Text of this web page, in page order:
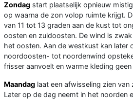
Zondag start plaatselijk opnieuw
op waarna de zon volop ruimte krijgt.
van 11 tot 13 graden aan de kust tot
oosten en zuidoosten. De wind is
het oosten. Aan de westkust kan later
noordoosten- tot noordenwind
frisser aanvoelt en warme kleding
Maandag laat een afwisseling zien
Later op de dag neemt in het noorden